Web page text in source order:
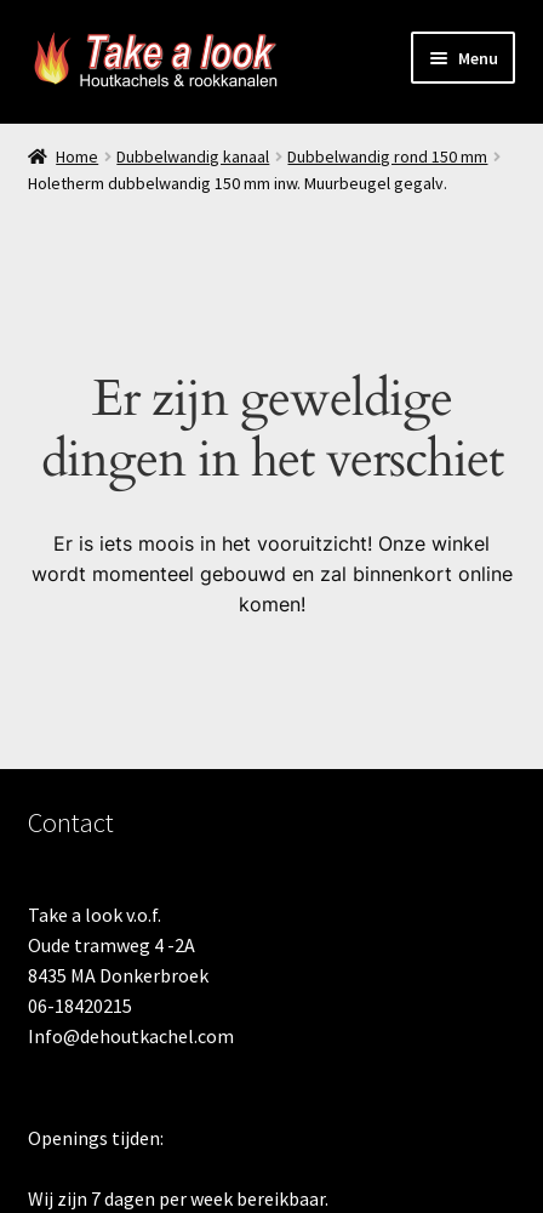
Ga
door
Ga
naar
Menu
Home
Prijsindicatie rookkanaal
Producten
Home Dubbelwandig kanaal
Dubbelwandig rond 150 mm
Holetherm dubbelwandig 150 mm inw. Muurbeugel gegalv.
Er zijn geweldige
dingen in het verschiet
Er is iets moois in het vooruitzicht! Onze winkel
wordt momenteel gebouwd en zal binnenkort online
komen!
Contact
Take a look v.o.f.
Oude tramweg 4 -2A
8435 MA Donkerbroek
06-18420215
Info@dehoutkachel.com
Openings tijden:
Wij zijn 7 dagen per week bereikbaar.